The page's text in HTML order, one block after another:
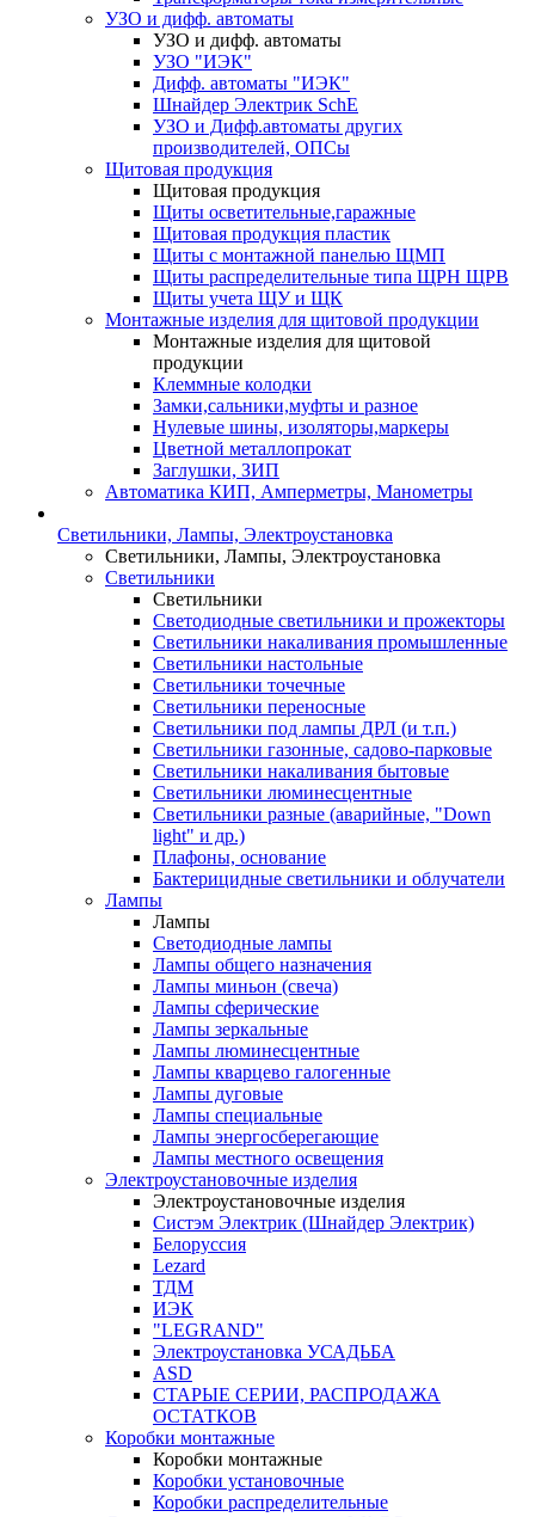
УЗО и дифф. автоматы
УЗО и дифф. автоматы
УЗО "ИЭК"
Дифф. автоматы "ИЭК"
Шнайдер Электрик SchE
УЗО и Дифф.автоматы других
производителей, ОПСы
Щитовая продукция
Щитовая продукция
Щиты осветительные,гаражные
Щитовая продукция пластик
Щиты с монтажной панелью ЩМП
Щиты распределительные типа ЩРН ЩРВ
Щиты учета ЩУ и ЩК
Монтажные изделия для щитовой продукции
Монтажные изделия для щитовой
продукции
Клеммные колодки
Замки,сальники,муфты и разное
Нулевые шины, изоляторы,маркеры
Цветной металлопрокат
Заглушки, ЗИП
Автоматика КИП, Амперметры, Манометры
Светильники, Лампы, Электроустановка
Светильники, Лампы, Электроустановка
Светильники
Светильники
Светодиодные светильники и прожекторы
Светильники накаливания промышленные
Светильники настольные
Светильники точечные
Светильники переносные
Светильники под лампы ДРЛ (и т.п.)
Светильники газонные, садово-парковые
Светильники накаливания бытовые
Светильники люминесцентные
Светильники разные (аварийные, "Down
light" и др.)
Плафоны, основание
Бактерицидные светильники и облучатели
Лампы
Лампы
Светодиодные лампы
Лампы общего назначения
Лампы миньон (свеча)
Лампы сферические
Лампы зеркальные
Лампы люминесцентные
Лампы кварцево галогенные
Лампы дуговые
Лампы специальные
Лампы энергосберегающие
Лампы местного освещения
Электроустановочные изделия
Электроустановочные изделия
Систэм Электрик (Шнайдер Электрик)
Белоруссия
Lezard
ТДМ
ИЭК
"LEGRAND"
Электроустановка УСАДЬБА
ASD
СТАРЫЕ СЕРИИ, РАСПРОДАЖА
ОСТАТКОВ
Коробки монтажные
Коробки монтажные
Коробки установочные
Коробки распределительные